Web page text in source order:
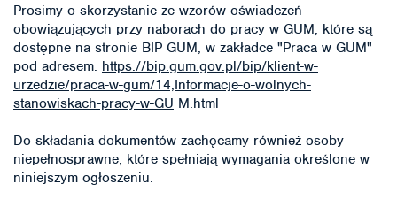
Prosimy o skorzystanie ze wzorów oświadczeń
obowiązujących przy naborach do pracy w GUM, które są
dostępne na stronie BIP GUM, w zakładce "Praca w GUM"
pod adresem: https://bip.gum.gov.pl/bip/klient-w-
urzedzie/praca-w-gum/14,Informacje-o-wolnych-
stanowiskach-pracy-w-GU M.html
Do składania dokumentów zachęcamy również osoby
niepełnosprawne, które spełniają wymagania określone w
niniejszym ogłoszeniu.